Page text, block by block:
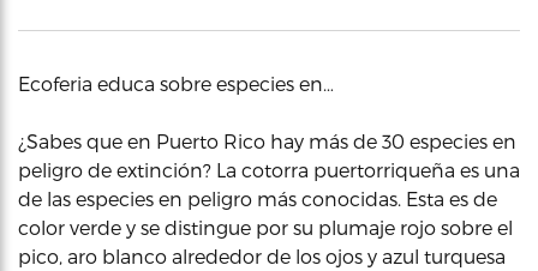
Ecoferia educa sobre especies en…
¿Sabes que en Puerto Rico hay más de 30 especies en
peligro de extinción? La cotorra puertorriqueña es una
de las especies en peligro más conocidas. Esta es de
color verde y se distingue por su plumaje rojo sobre el
pico, aro blanco alrededor de los ojos y azul turquesa